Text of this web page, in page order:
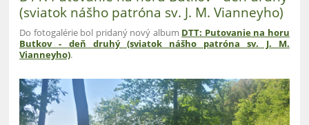
(sviatok nášho patróna sv. J. M. Vianneyho)
Do fotogalérie bol pridaný nový album DTT: Putovanie na horu
Butkov - deň druhý (sviatok nášho patróna sv. J. M.
Vianneyho).